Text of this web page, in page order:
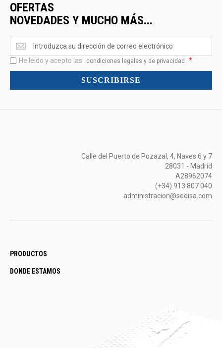
OFERTAS
NOVEDADES Y MUCHO MÁS...
Ofertas
<br>Novedades
y
mucho
He leido y acepto las condiciones legales y de privacidad *
SUSCRIBIRSE
Calle del Puerto de Pozazal, 4, Naves 6 y 7
28031 - Madrid
A28962074
(+34) 913 807 040
administracion@sedisa.com
PRODUCTOS
DONDE ESTAMOS